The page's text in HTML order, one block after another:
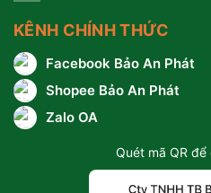
KÊNH CHÍNH THỨC
Facebook Bảo An Phát
Shopee Bảo An Phát
Zalo OA
Quét mã QR